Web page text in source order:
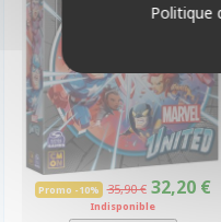
Promo -10% 35,90 € 32,20 €
Indisponible
Politique